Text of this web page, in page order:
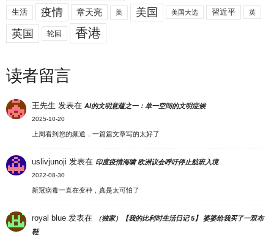
生活 疫情 章天亮 美 美国 美国大选 習近平 英
英国 轮回 香港
读者留言
王先生 发表在AI的文明意蕴之一：单一空间的文明症候
2025-10-20
上周看到您的频道，一篇篇文章写的太好了
uslivjunoji 发表在 印度疫情海啸 欧洲议会呼吁停止航班入境
2022-08-30
新冠病毒一直在变种，真是太可怕了
royal blue 发表在
（独家）【我的比利时生活日记 5】 婆婆给我买了一双布
鞋